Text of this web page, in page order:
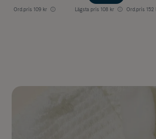
Ord.pris 109 kr Lägsta pris 108 kr Ord.pris 152